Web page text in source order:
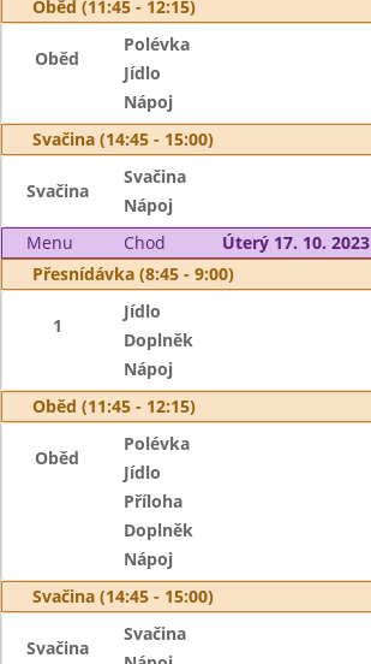
Oběd (11:45 - 12:15)
Oběd
Polévka
Jídlo
Nápoj
Svačina (14:45 - 15:00)
Svačina
Svačina
Nápoj
Menu
Chod
Úterý 17. 10. 2023
Přesnídávka (8:45 - 9:00)
1
Jídlo
Doplněk
Nápoj
Oběd (11:45 - 12:15)
Oběd
Polévka
Jídlo
Příloha
Doplněk
Nápoj
Svačina (14:45 - 15:00)
Svačina
Svačina